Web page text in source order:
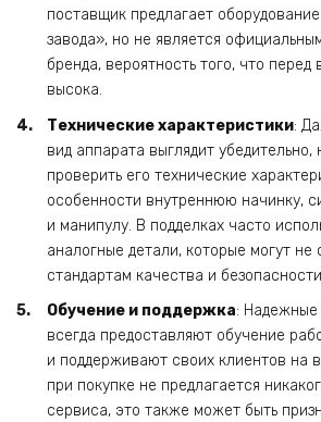
поставщик предлагает
завода», но не является
бренда, вероятность того, что перед
высока.
Технические характеристики:
вид аппарата выглядит убедительно,
проверить его технические
особенности внутреннюю начинку,
и манипулу. В подделках часто
аналогные детали, которые могут не
стандартам качества и
Обучение и поддержка: Надежные
всегда предоставляют обучение
и поддерживают своих клиентов на
при покупке не предлагается
сервиса, это также может быть